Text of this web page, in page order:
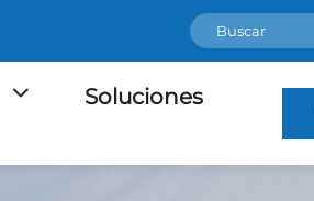
Soluciones